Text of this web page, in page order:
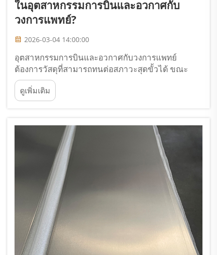
ในอุตสาหกรรมการบินและอวกาศกับ
วงการแพทย์?
2026-03-04 14:00:00
อุตสาหกรรมการบินและอวกาศกับวงการแพทย์
ต้องการวัสดุที่สามารถทนต่อสภาวะสุดขั้วได้ ขณะ
เดียวกันก็รักษาความสมบูรณ์ของโครงสร้างและความ
เข้ากันได้ทางชีวภาพไว้ได้ ท่ามกลางโลหะต่างๆ ที่มีให้
เลือกใช้ แผ่นไทเทเนียมบริสุทธิ์ได้กลายเป็นตัวเลือกอัน
ดูเพิ่มเติม